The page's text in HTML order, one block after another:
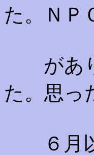
た。ＮＰ
があり
た。思っ
６月以